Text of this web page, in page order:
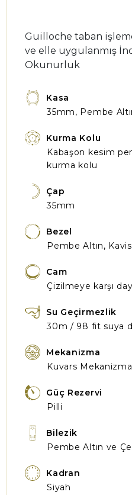
Guilloche taban
ve elle uygulanmış
Okunurluk
Kasa
35mm, Pembe
Kurma Kolu
Kabaşon kesim
kurma kolu
Çap
35mm
Bezel
Pembe Altın,
Cam
Çizilmeye karşı
Su Geçirmezlik
30m / 98 fit suya
Mekanizma
Kuvars Mekanizma
Güç Rezervi
Pilli
Bilezik
Pembe Altın ve
Kadran
Siyah